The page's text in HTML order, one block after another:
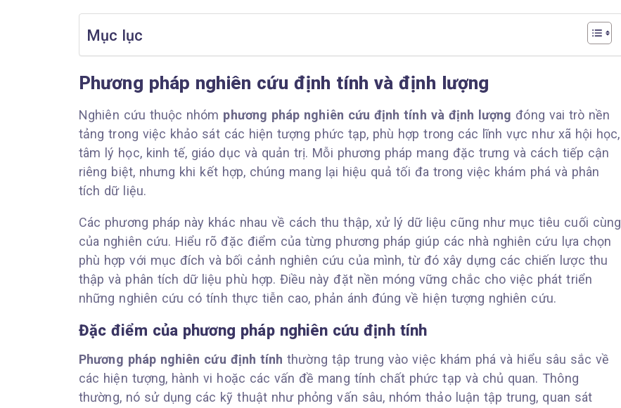
Mục lục
Phương pháp nghiên cứu định tính và định lượng
Nghiên cứu thuộc nhóm phương pháp nghiên cứu định tính và định lượng đóng vai trò nền
tảng trong việc khảo sát các hiện tượng phức tạp, phù hợp trong các lĩnh vực như xã hội học,
tâm lý học, kinh tế, giáo dục và quản trị. Mỗi phương pháp mang đặc trưng và cách tiếp cận
riêng biệt, nhưng khi kết hợp, chúng mang lại hiệu quả tối đa trong việc khám phá và phân
tích dữ liệu.
Các phương pháp này khác nhau về cách thu thập, xử lý dữ liệu cũng như mục tiêu cuối cùng
của nghiên cứu. Hiểu rõ đặc điểm của từng phương pháp giúp các nhà nghiên cứu lựa chọn
phù hợp với mục đích và bối cảnh nghiên cứu của mình, từ đó xây dựng các chiến lược thu
thập và phân tích dữ liệu phù hợp. Điều này đặt nền móng vững chắc cho việc phát triển
những nghiên cứu có tính thực tiễn cao, phản ánh đúng về hiện tượng nghiên cứu.
Đặc điểm của phương pháp nghiên cứu định tính
Phương pháp nghiên cứu định tính thường tập trung vào việc khám phá và hiểu sâu sắc về
các hiện tượng, hành vi hoặc các vấn đề mang tính chất phức tạp và chủ quan. Thông
thường, nó sử dụng các kỹ thuật như phỏng vấn sâu, nhóm thảo luận tập trung, quan sát